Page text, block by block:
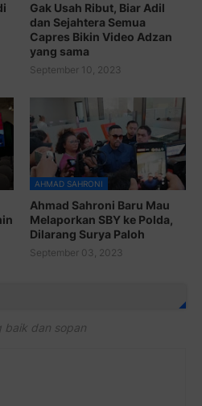
Gak Usah Ribut, Biar Adil
dan Sejahtera Semua
Capres Bikin Video Adzan
yang sama
September 10, 2023
AHMAD SAHRONI
Ahmad Sahroni Baru Mau
Melaporkan SBY ke Polda,
Dilarang Surya Paloh
September 03, 2023
baik dan sopan